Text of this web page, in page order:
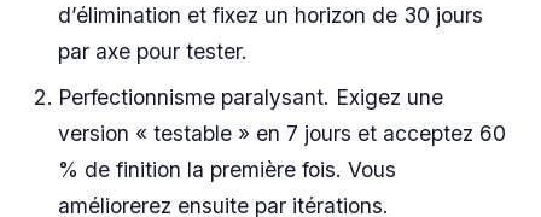
d’élimination et fixez un horizon de 30 jours
par axe pour tester.
Perfectionnisme paralysant. Exigez une
version « testable » en 7 jours et acceptez 60
% de finition la première fois. Vous
améliorerez ensuite par itérations.